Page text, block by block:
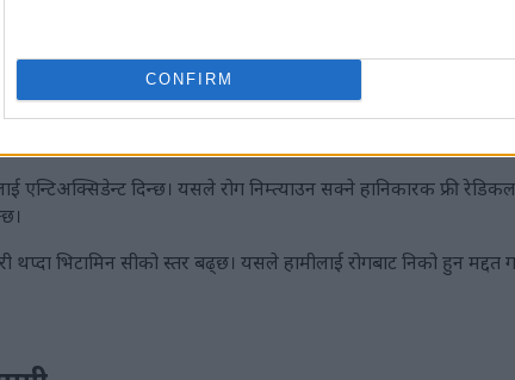
CONFIRM
प्राप्त गर्ने स्वादिष्ट तरिका हो। यसमा प्रति कप लगभग ३०.२
लागि महत्वपूर्ण छ। कोलाजेनले हाम्रो छालालाई स्वस्थ राख्छ र
हामीलाई रोगहरूसँग लड्न मद्दत गर्छ।
एन्टिअक्सिडेन्ट दिन्छ। यसले रोग निम्त्याउन सक्ने हानिकारक फ्री
थप्दा भिटामिन सीको स्तर बढ्छ। यसले हामीलाई रोगबाट निको हुन